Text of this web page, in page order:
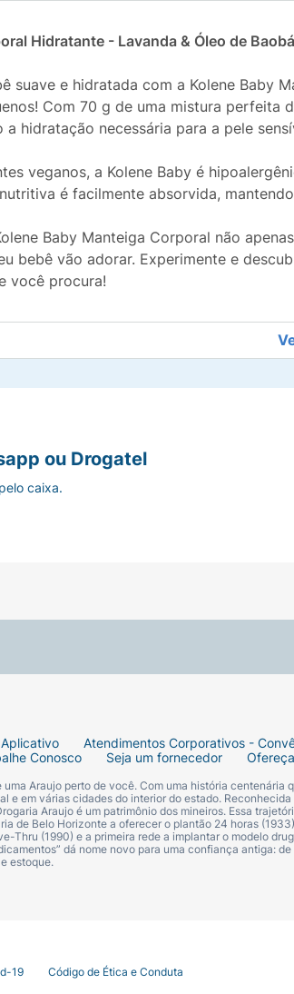
Hidratante - Lavanda & Óleo de Baobá
suave e hidratada com a Kolene Baby
Com 70 g de uma mistura perfeita
hidratação necessária para a pele
veganos, a Kolene Baby é
é facilmente absorvida,
Baby Manteiga Corporal não
bebê vão adorar. Experimente e
você procura!
Aplicativo Atendimentos Corporativos -
Conosco Seja um fornecedor
Araujo perto de você. Com uma história
e em várias cidades do interior do estado.
Araujo é um patrimônio dos mineiros. Essa
de Belo Horizonte a oferecer o plantão 24 horas
Thru (1990) e a primeira rede a implantar o modelo
dá nome novo para uma confiança antiga:
estoque.
ou Drogatel
caixa.
19 Código de Ética e Conduta